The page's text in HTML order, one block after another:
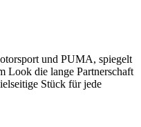
und PUMA, spiegelt
Look die lange Partnerschaft
Stück für jede